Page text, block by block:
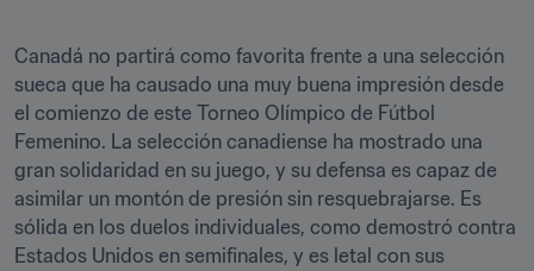
Canadá no partirá como favorita frente a una selección
sueca que ha causado una muy buena impresión desde
el comienzo de este Torneo Olímpico de Fútbol
Femenino. La selección canadiense ha mostrado una
gran solidaridad en su juego, y su defensa es capaz de
asimilar un montón de presión sin resquebrajarse. Es
sólida en los duelos individuales, como demostró contra
Estados Unidos en semifinales, y es letal con sus